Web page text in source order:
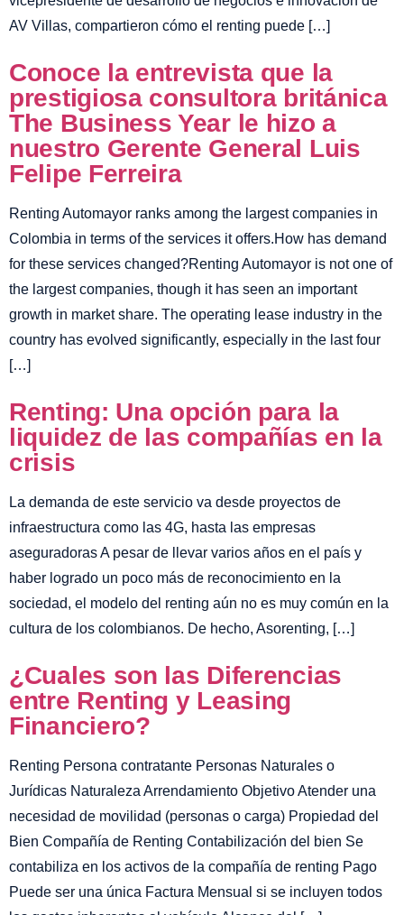
AV Villas, compartieron cómo el renting puede […]
Conoce la entrevista que la
prestigiosa consultora británica
The Business Year le hizo a
nuestro Gerente General Luis
Felipe Ferreira
Renting Automayor ranks among the largest companies in
Colombia in terms of the services it offers.How has demand
for these services changed?Renting Automayor is not one of
the largest companies, though it has seen an important
growth in market share. The operating lease industry in the
country has evolved significantly, especially in the last four
[…]
Renting: Una opción para la
liquidez de las compañías en la
crisis
La demanda de este servicio va desde proyectos de
infraestructura como las 4G, hasta las empresas
aseguradoras A pesar de llevar varios años en el país y
haber logrado un poco más de reconocimiento en la
sociedad, el modelo del renting aún no es muy común en la
cultura de los colombianos. De hecho, Asorenting, […]
¿Cuales son las Diferencias
entre Renting y Leasing
Financiero?
Renting Persona contratante Personas Naturales o
Jurídicas Naturaleza Arrendamiento Objetivo Atender una
necesidad de movilidad (personas o carga) Propiedad del
Bien Compañía de Renting Contabilización del bien Se
contabiliza en los activos de la compañía de renting Pago
Puede ser una única Factura Mensual si se incluyen todos